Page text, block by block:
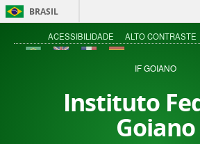
BRASIL
ACESSIBILIDADE ALTO CONTRASTE
IF GOIANO
Instituto
Goiano